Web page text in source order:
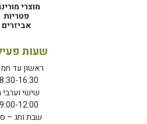
מוצרי
פטריות
אביזרים
שעות
ראשון עד
16:30
שישי וערבי
12:00
שבת וחג –